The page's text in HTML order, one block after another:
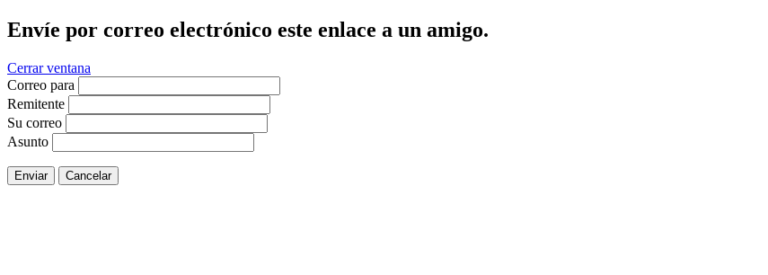
Envíe por correo electrónico este enlace a un amigo.
Cerrar ventana
Correo para
Remitente
Su correo
Asunto
Enviar Cancelar